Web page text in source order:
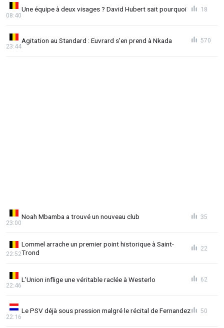
Une équipe à deux visages ? David Hubert sait pourquoi
08:40
18
Agitation au Standard : Euvrard s'en prend à Nkada
23:44
570
Noah Mbamba a trouvé un nouveau club
23:00
35
Lommel arrache un premier point historique à Saint-
Trond
22:52
22
L'Union inflige une véritable raclée à Westerlo
22:46
62
Le PSV déjà sous pression malgré le récital de Fernandez
22:16
50